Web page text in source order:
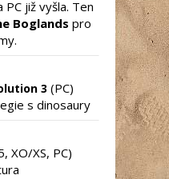
PC již vyšla. Ten
Boglandspro
3 (PC)
s dinosaury
XO/XS, PC)